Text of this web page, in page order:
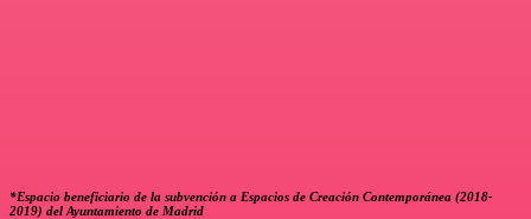
*Espacio beneficiario de la subvención a Espacios de Creación Contemporánea (2018-
2019) del Ayuntamiento de Madrid